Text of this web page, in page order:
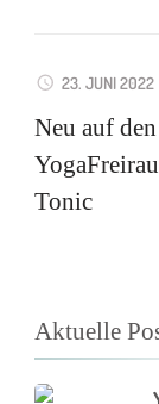
23. JUNI 2022
Neu auf den
Tonic
Aktuelle